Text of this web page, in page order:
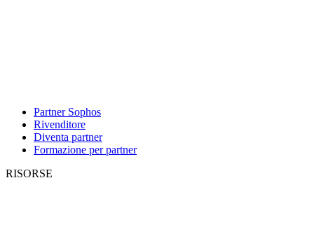
Partner Sophos
Rivenditore
Diventa partner
Formazione per partner
RISORSE